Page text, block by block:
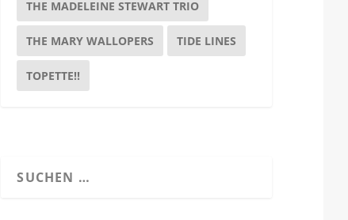
THE MADELEINE STEWART TRIO
THE MARY WALLOPERS TIDE LINES
TOPETTE!!